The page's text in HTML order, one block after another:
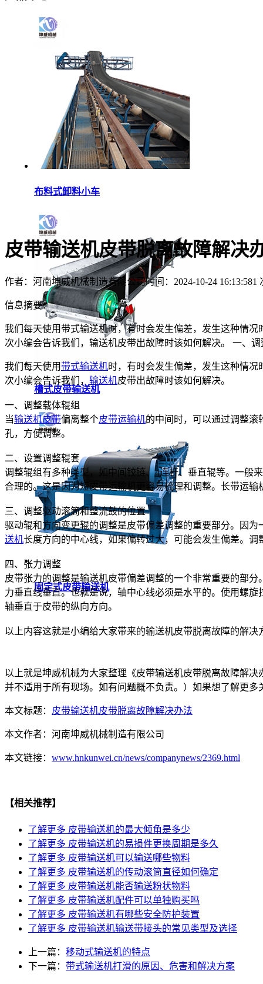
布料式卸料小车
槽式皮带输送机
固定式皮带输送机
皮带输送机皮带脱离故障解决
作者：河南坤威机械制造有限公司时间：2024-10-24 16:13:581
信息摘要：
我们每天使用带式输送机时，有时会发生偏差，发生这种情
次小编会告诉我们，输送机皮带出故障时该如何解决。 一、
我们每天使用带式输送机时，有时会发生偏差，发生这种情
次小编会告诉我们， 输送机皮带出故障时该如何解决。
一、调整载体辊组
当输送机皮带偏离整个皮带运输机的中间时，可以通过调整滚
孔，方便调整。
二、设置调整辊套
调整辊组有多种类型，如中间铰链、4连杆、垂直辊等。一般
合理的。这是因为短皮带运输机更容易梳理和调整。长带运
三、调整驱动滚筒和整流鼓的位置
驱动辊和方向变更辊的调整是皮带偏差调整的重要部分。因为
送机长度方向的中心线，如果偏转过大，可能会发生偏差。调
四、张力调整
皮带张力的调整是输送机皮带偏差调整的一个非常重要的部
力垂直线垂直。也就是说，轴中心线必须是水平的。使用螺
轴垂直于皮带的纵向方向。
以上内容这就是小编给大家带来的输送机皮带脱离故障的解决
以上就是坤威机械为大家整理《皮带输送机皮带脱离故障解
并不适用于所有现场。如有问题概不负责。）如果想了解更
本文标题： 皮带输送机皮带脱离故障解决办法
本文作者： 河南坤威机械制造有限公司
本文链接： www.hnkunwei.cn/news/companynews/2369.html
【相关推荐】
了解更多 皮带输送机的最大倾角是多少
了解更多 皮带输送机的易损件更换周期是多久
了解更多 皮带输送机可以输送哪些物料
了解更多 皮带输送机的传动滚筒直径如何确定
了解更多 皮带输送机能否输送粉状物料
了解更多 皮带输送机配件可以单独购买吗
了解更多 皮带输送机有哪些安全防护装置
了解更多 皮带输送机输送带接头的常见类型及选择
上一篇： 移动式输送机的特点
下一篇： 带式输送机打滑的原因、危害和解决方案